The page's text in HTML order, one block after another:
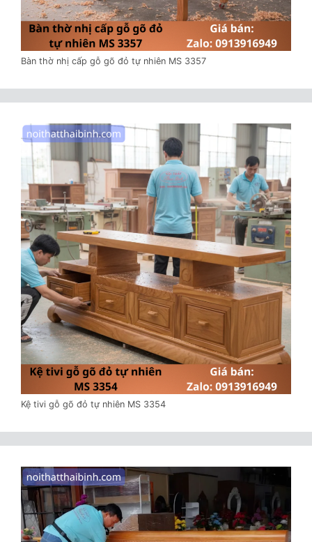
Bàn thờ nhị cấp gỗ gõ đỏ tự nhiên MS 3357
Kệ tivi gỗ gõ đỏ tự nhiên MS 3354